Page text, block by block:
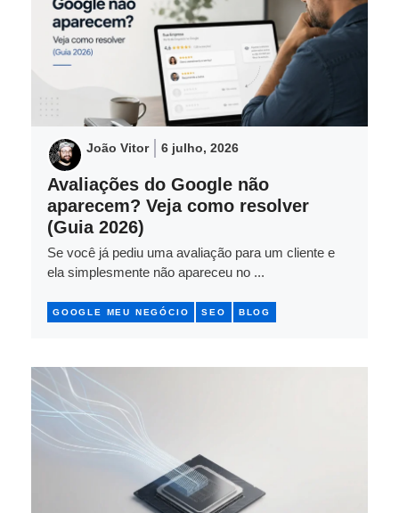
João Vitor 6 julho, 2026
Avaliações do Google não
aparecem? Veja como resolver
(Guia 2026)
Se você já pediu uma avaliação para um cliente e
ela simplesmente não apareceu no ...
GOOGLE MEU NEGÓCIO SEO BLOG